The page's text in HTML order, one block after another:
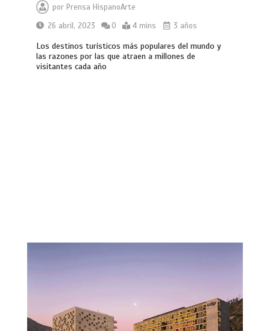
porPrensa HispanoArte
26 abril, 2023
0 4 mins 3 años
Los destinos turísticos más populares del mundo y
las razones por las que atraen a millones de
visitantes cada año